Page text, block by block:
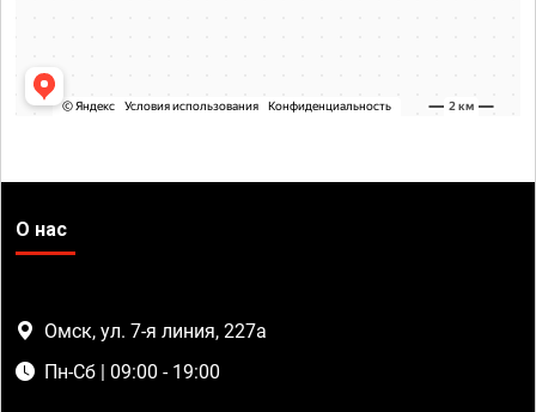
О нас
Омск, ул. 7-я линия, 227а
Пн-Сб | 09:00 - 19:00